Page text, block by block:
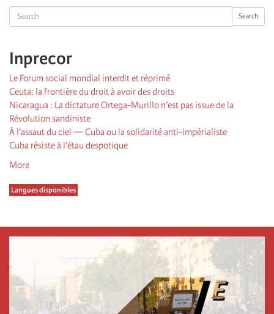
Search Search
Inprecor
Le Forum social mondial interdit et réprimé
Ceuta: la frontière du droit à avoir des droits
Nicaragua : La dictature Ortega-Murillo n’est pas issue de la
Révolution sandiniste
À l’assaut du ciel — Cuba ou la solidarité anti-impérialiste
Cuba résiste à l’étau despotique
More
Langues disponibles